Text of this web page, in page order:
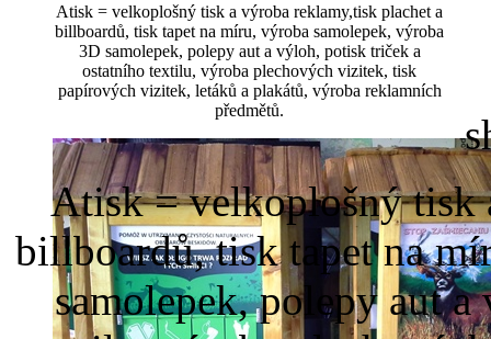
Atisk = velkoplošný tisk a výroba reklamy,tisk plachet a
billboardů, tisk tapet na míru, výroba samolepek, výroba
3D samolepek, polepy aut a výloh, potisk triček a
ostatního textilu, výroba plechových vizitek, tisk
papírových vizitek, letáků a plakátů, výroba reklamních
předmětů.
Atisk = velkoplošný tisk
billboardů, tisk tapet na
samolepek, polepy aut